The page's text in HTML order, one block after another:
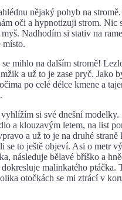
nějaký pohyb na stromě.
oči a hypnotizuji strom. Nic
Nadhodím si stativ na
místo.
na dalším stromě! Lezlo
a už to je zase pryč. Jako
po celé délce kmene a
si své dnešní modelky.
a klouzavým letem, na list
a už to je na druhé straně
se to ještě objeví. Asi o metr
následuje bělavé bříško a
malinkatého ptáčka.
otočkách se mi ztrácí v